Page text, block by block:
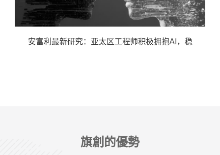
安富利最新研究：亚太区工程师积极拥抱AI，稳
旗創的優勢